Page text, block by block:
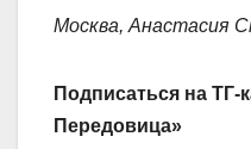
Москва, Анастасия
Подписаться на
Передовица»